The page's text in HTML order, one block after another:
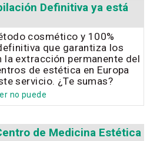
Definitiva ya está
cosmético y 100%
que garantiza los
extracción permanente del
de estética en Europa
servicio. ¿Te sumas?
no puede
de Medicina Estética